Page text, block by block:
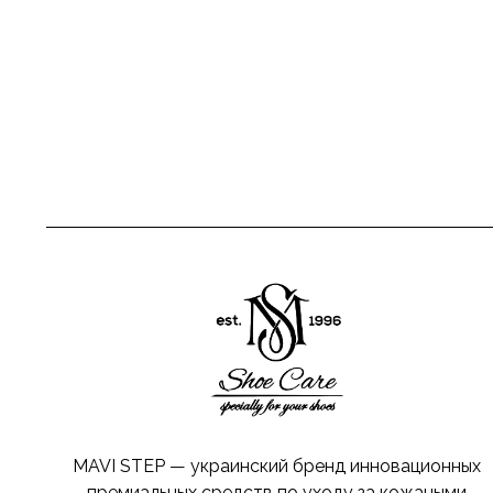
MAVI STEP — украинский бренд инновационных